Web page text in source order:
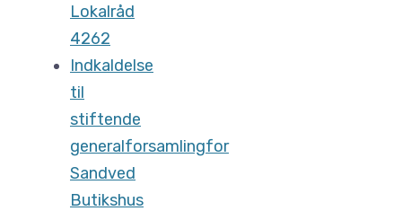
Lokalråd
4262
Indkaldelse
til
stiftende
generalforsamlingfor
Sandved
Butikshus